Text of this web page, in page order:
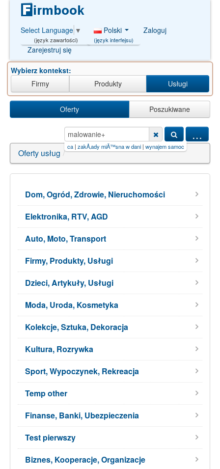
Select Language ▼
(język zawartości)
Polski
(język interfejsu)
Zaloguj
Zarejestruj się
Wybierz kontekst:
Firmy
Produkty Usługi
Oferty Poszukiwane
...
firma sprzÄ…tajÄ…ca zakÅ‚ady miÄ™sna w dani|wynajem samochodã³w"))and/**/393
Oferty usług /
Dom, Ogród, Zdrowie, Nieruchomości
Elektronika, RTV, AGD
Auto, Moto, Transport
Firmy, Produkty, Usługi
Dzieci, Artykuły, Usługi
Moda, Uroda, Kosmetyka
Kolekcje, Sztuka, Dekoracja
Kultura, Rozrywka
Sport, Wypoczynek, Rekreacja
Temp other
Finanse, Banki, Ubezpieczenia
Test pierwszy
Biznes, Kooperacje, Organizacje